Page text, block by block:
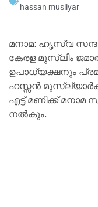
hassan musliyar
മനാമ: ഹൃസ്വ
കേരള മുസ്ലിം
ഉപാധ്യക്ഷനും
ഹസ്സന്‍ മുസ്ല്യാര്‍ക്ക്
എട്ട് മണിക്ക്
നല്‍കും.